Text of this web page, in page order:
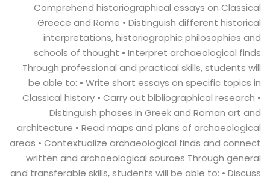
Comprehend historiographical essays on Classical
Greece and Rome • Distinguish different historical
interpretations, historiographic philosophies and
schools of thought • Interpret archaeological finds
Through professional and practical skills, students will
be able to: • Write short essays on specific topics in
Classical history • Carry out bibliographical research •
Distinguish phases in Greek and Roman art and
architecture • Read maps and plans of archaeological
areas • Contextualize archaeological finds and connect
written and archaeological sources Through general
and transferable skills, students will be able to: • Discuss